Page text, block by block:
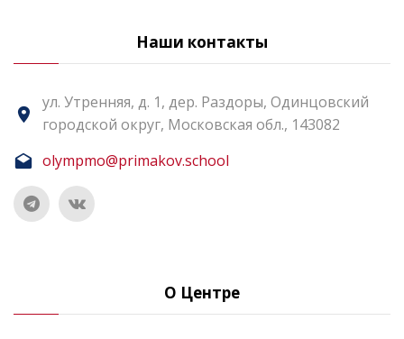
Наши контакты
ул. Утренняя, д. 1, дер. Раздоры, Одинцовский
городской округ, Московская обл., 143082
olympmo@primakov.school
О Центре